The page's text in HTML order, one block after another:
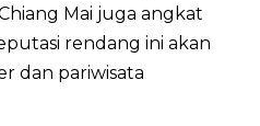
Mai juga angkat
rendang ini akan
dan pariwisata